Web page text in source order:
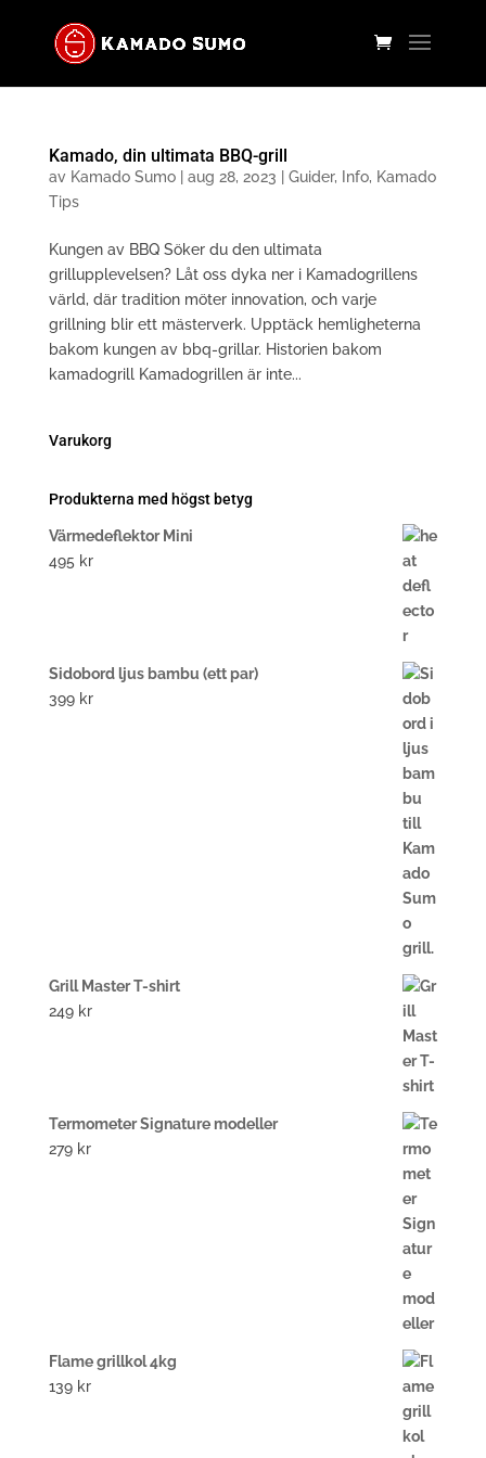
Kamado, din ultimata BBQ-grill
av Kamado Sumo| aug 28, 2023 Guider, Info, Kamado
Tips
Kungen av BBQ Söker du den ultimata
grillupplevelsen? Låt oss dyka ner i Kamadogrillens
värld, där tradition möter innovation, och varje
grillning blir ett mästerverk. Upptäck hemligheterna
bakom kungen av bbq-grillar. Historien bakom
kamadogrill Kamadogrillen är inte...
Varukorg
Produkterna med högst betyg
Värmedeflektor Mini
495 kr
Sidobord ljus bambu (ett par)
399 kr
Grill Master T-shirt
249 kr
Termometer Signature modeller
279 kr
Flame grillkol 4kg
139 kr